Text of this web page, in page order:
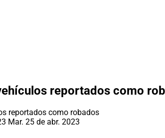
reportados como
Mar. 25 de abr. 2023